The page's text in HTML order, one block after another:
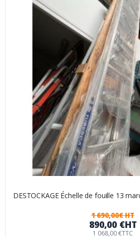
DESTOCKAGE Échelle de fouille 13
1 690,00€ HT
890,00 €HT
1 068,00 €TTC